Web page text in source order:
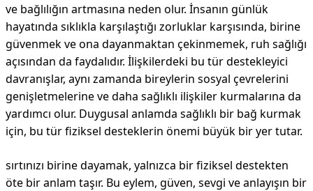
ve bağlılığın artmasına neden olur. İnsanın günlük
hayatında sıklıkla karşılaştığı zorluklar karşısında, birine
güvenmek ve ona dayanmaktan çekinmemek, ruh sağlığı
açısından da faydalıdır. İlişkilerdeki bu tür destekleyici
davranışlar, aynı zamanda bireylerin sosyal çevrelerini
genişletmelerine ve daha sağlıklı ilişkiler kurmalarına da
yardımcı olur. Duygusal anlamda sağlıklı bir bağ kurmak
için, bu tür fiziksel desteklerin önemi büyük bir yer tutar.
sırtınızı birine dayamak, yalnızca bir fiziksel destekten
öte bir anlam taşır. Bu eylem, güven, sevgi ve anlayışın bir